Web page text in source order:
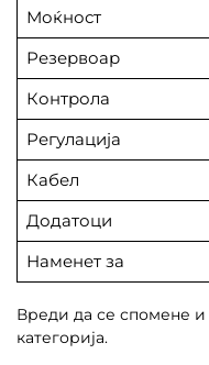
Моќност
Резервоар
Контрола
Регулација
Кабел
Додатоци
Наменет за
Вреди да се спомене и
категорија.